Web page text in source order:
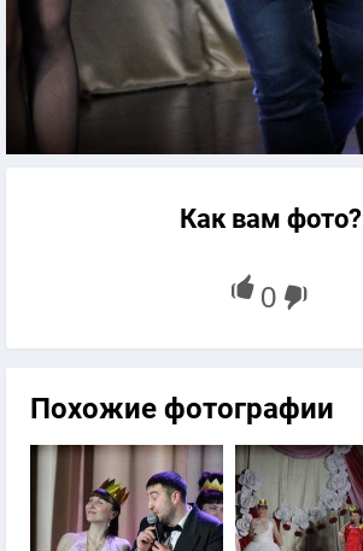
Как вам фото?
Похожие фотографии